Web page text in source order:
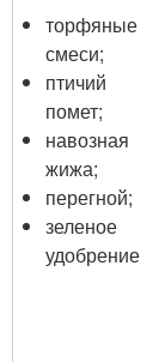
торфяные
смеси;
птичий
помет;
навозная
жижа;
перегной;
зеленое
удобрение